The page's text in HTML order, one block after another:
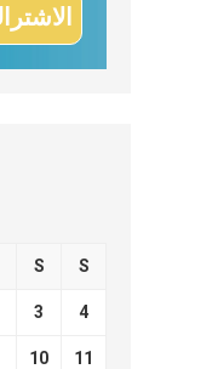
S S
3 4
10 11